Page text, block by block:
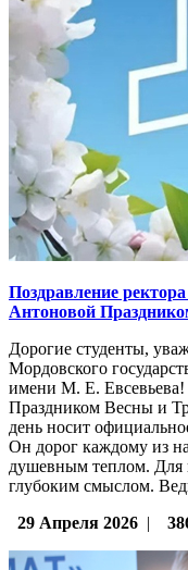
Поздравление
Антоновой
Дорогие студенты,
Мордовского
имени М. Е. Евсевьева!
Праздником Весны и
день носит
Он дорог каждому из
душевным теплом. Для
глубоким смыслом.
29 Апреля 2026 |